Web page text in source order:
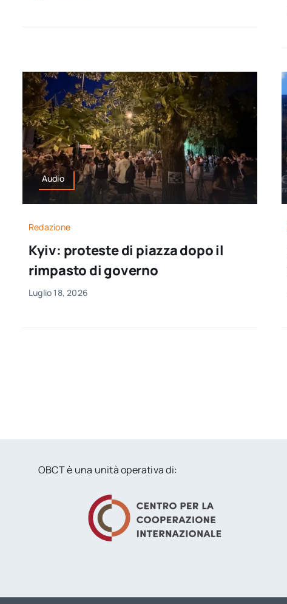
Audio
Redazione
Kyiv: proteste di piazza dopo il
rimpasto di governo
Luglio 18, 2026
OBCT è una unità operativa di: